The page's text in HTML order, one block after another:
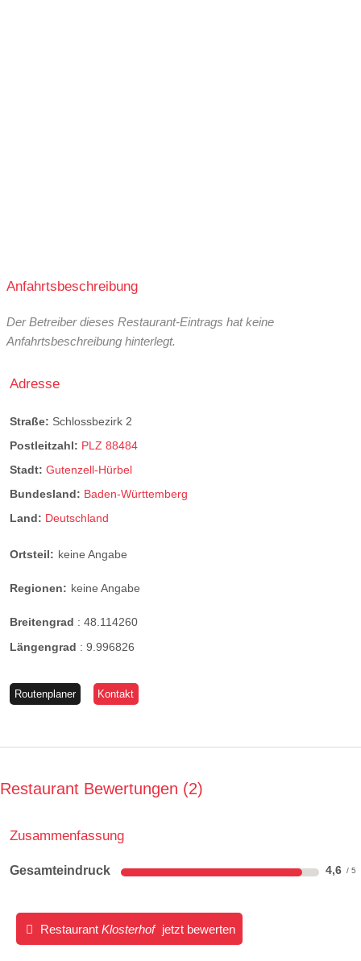
Anfahrtsbeschreibung
Der Betreiber dieses Restaurant-Eintrags hat keine
Anfahrtsbeschreibung hinterlegt.
Adresse
Straße: Schlossbezirk 2
Postleitzahl: PLZ 88484
Stadt: Gutenzell-Hürbel
Bundesland: Baden-Württemberg
Land: Deutschland
Ortsteil: keine Angabe
Regionen: keine Angabe
Breitengrad : 48.114260
Längengrad : 9.996826
Routenplaner Kontakt
Restaurant Bewertungen 2
Zusammenfassung
Gesamteindruck 4,6
Restaurant Klosterhof jetzt bewerten